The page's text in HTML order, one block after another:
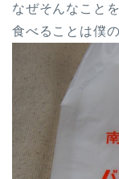
なぜそんなこと
食べることは僕